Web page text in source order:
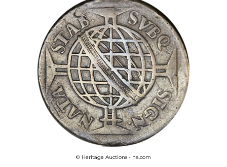
© Heritage Auctions - ha.com